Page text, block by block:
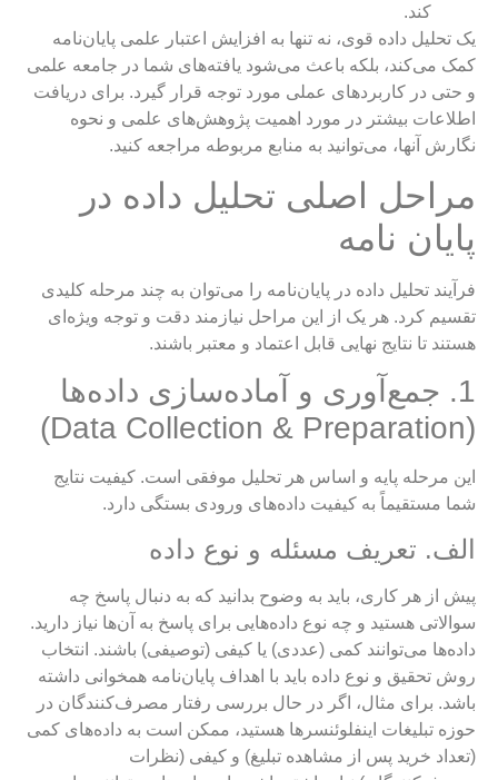
کند.
یک تحلیل داده قوی، نه تنها به افزایش اعتبار علمی پایان‌نامه
کمک می‌کند، بلکه باعث می‌شود یافته‌های شما در جامعه علمی
و حتی در کاربردهای عملی مورد توجه قرار گیرد. برای دریافت
اطلاعات بیشتر در مورد اهمیت پژوهش‌های علمی و نحوه
نگارش آنها، می‌توانید به منابع مربوطه مراجعه کنید.
مراحل اصلی تحلیل داده در
پایان نامه
فرآیند تحلیل داده در پایان‌نامه را می‌توان به چند مرحله کلیدی
تقسیم کرد. هر یک از این مراحل نیازمند دقت و توجه ویژه‌ای
هستند تا نتایج نهایی قابل اعتماد و معتبر باشند.
1. جمع‌آوری و آماده‌سازی داده‌ها
(Data Collection & Preparation)
این مرحله پایه و اساس هر تحلیل موفقی است. کیفیت نتایج
شما مستقیماً به کیفیت داده‌های ورودی بستگی دارد.
الف. تعریف مسئله و نوع داده
پیش از هر کاری، باید به وضوح بدانید که به دنبال پاسخ چه
سوالاتی هستید و چه نوع داده‌هایی برای پاسخ به آن‌ها نیاز دارید.
داده‌ها می‌توانند کمی (عددی) یا کیفی (توصیفی) باشند. انتخاب
روش تحقیق و نوع داده باید با اهداف پایان‌نامه همخوانی داشته
باشد. برای مثال، اگر در حال بررسی رفتار مصرف‌کنندگان در
حوزه تبلیغات اینفلوئنسرها هستید، ممکن است به داده‌های کمی
(تعداد خرید پس از مشاهده تبلیغ) و کیفی (نظرات